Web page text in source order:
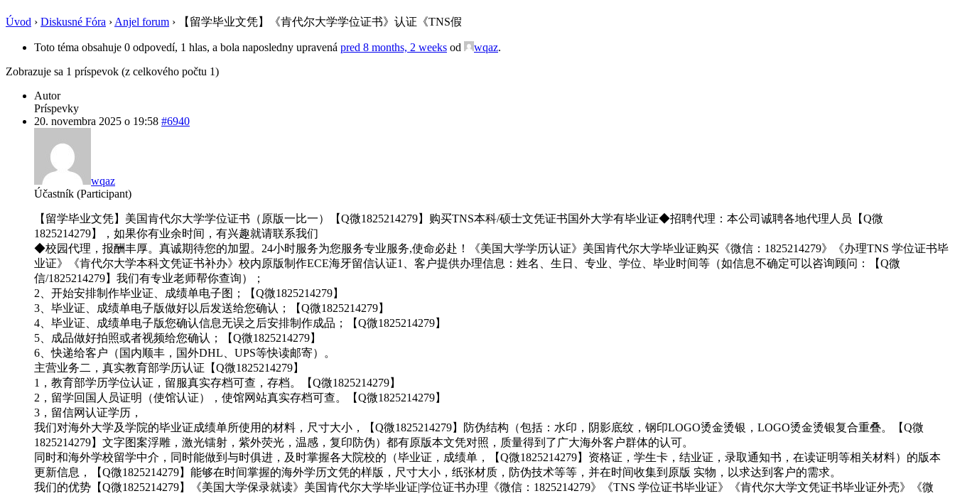
Úvod › Diskusné Fóra › Anjel forum › 【留学毕业文凭】《肯代尔大学学位证书》认证《TNS假
Toto téma obsahuje 0 odpovedí, 1 hlas, a bola naposledny upravená pred 8 months, 2 weeks od wqaz.
Zobrazuje sa 1 príspevok (z celkového počtu 1)
Autor
Príspevky
20. novembra 2025 o 19:58 #6940
wqaz
Účastník (Participant)
【留学毕业文凭】美国肯代尔大学学位证书（原版一比一）【Q微1825214279】购买TNS本科/硕士文凭证书国外大学有毕业证◆招聘代理：本公司诚聘各地代理人员【Q微
1825214279】，如果你有业余时间，有兴趣就请联系我们
◆校园代理，报酬丰厚。真诚期待您的加盟。24小时服务为您服务专业服务,使命必赴！《美国大学学历认证》美国肯代尔大学毕业证购买《微信：1825214279》《办理TNS 学位证书毕
业证》《肯代尔大学本科文凭证书补办》校内原版制作ECE海牙留信认证1、客户提供办理信息：姓名、生日、专业、学位、毕业时间等（如信息不确定可以咨询顾问：【Q微
信/1825214279】我们有专业老师帮你查询）；
2、开始安排制作毕业证、成绩单电子图；【Q微1825214279】
3、毕业证、成绩单电子版做好以后发送给您确认；【Q微1825214279】
4、毕业证、成绩单电子版您确认信息无误之后安排制作成品；【Q微1825214279】
5、成品做好拍照或者视频给您确认；【Q微1825214279】
6、快递给客户（国内顺丰，国外DHL、UPS等快读邮寄）。
主营业务二，真实教育部学历认证【Q微1825214279】
1，教育部学历学位认证，留服真实存档可查，存档。【Q微1825214279】
2，留学回国人员证明（使馆认证），使馆网站真实存档可查。【Q微1825214279】
3，留信网认证学历，
我们对海外大学及学院的毕业证成绩单所使用的材料，尺寸大小，【Q微1825214279】防伪结构（包括：水印，阴影底纹，钢印LOGO烫金烫银，LOGO烫金烫银复合重叠。【Q微
1825214279】文字图案浮雕，激光镭射，紫外荧光，温感，复印防伪）都有原版本文凭对照，质量得到了广大海外客户群体的认可。
同时和海外学校留学中介，同时能做到与时俱进，及时掌握各大院校的（毕业证，成绩单，【Q微1825214279】资格证，学生卡，结业证，录取通知书，在读证明等相关材料）的版本
更新信息，【Q微1825214279】能够在时间掌握的海外学历文凭的样版，尺寸大小，纸张材质，防伪技术等等，并在时间收集到原版 实物，以求达到客户的需求。
我们的优势【Q微1825214279】《美国大学保录就读》美国肯代尔大学毕业证|学位证书办理《微信：1825214279》《TNS 学位证书毕业证》《肯代尔大学文凭证书毕业证外壳》《微